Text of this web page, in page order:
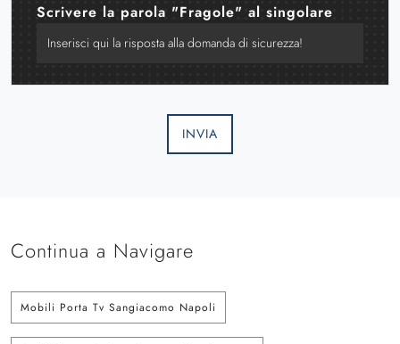
Scrivere la parola "Fragole" al singolare
INVIA
Continua a Navigare
Mobili Porta Tv Sangiacomo Napoli